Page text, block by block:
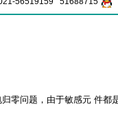
零问题，由于敏感元 件都